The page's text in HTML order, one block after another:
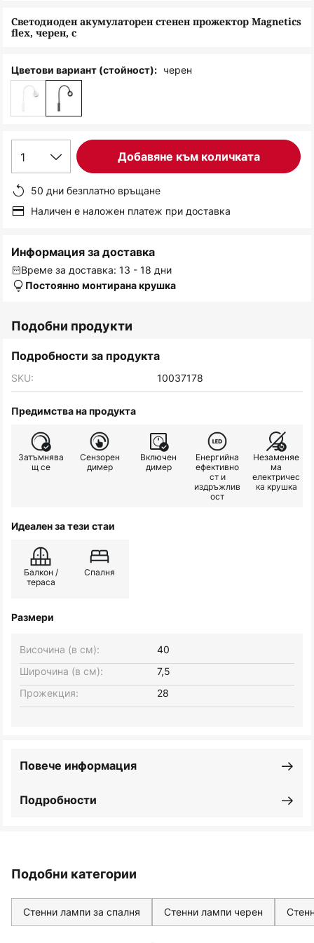
Светодиоден акумулаторен стенен прожектор Magnetics
flex, черен, с
Цветови вариант (стойност): черен
1 Добавяне към количката
50 дни безплатно връщане
Наличен е наложен платеж при доставка
Информация за доставка
Време за доставка: 13 - 18 дни
Постоянно монтирана крушка
Подобни продукти
Подробности за продукта
SKU: 10037178
Предимства на продукта
Затъмнява
щ се
Сензорен
димер
Включен
димер
Енергийна
ефективно
ст и
издръжлив
ост
Незаменяе
ма
електричес
ка крушка
Идеален за тези стаи
Балкон /
тераса
Спалня
Размери
Широчина (в см): 7,5
Височина (в см): 40
Прожекция: 28
Подробности
Повече информация
Подобни категории
Стенни лампи за спалня Стенни лампи черен